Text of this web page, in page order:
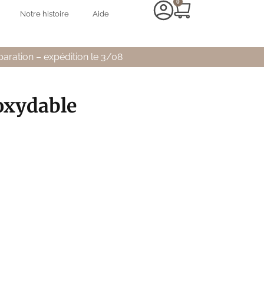
Notre histoire Aide
0
– expédition le 3/08